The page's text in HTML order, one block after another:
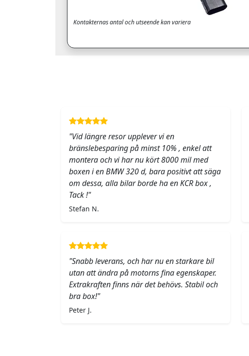
Kontakternas antal och utseende kan variera
"Vid längre resor upplever vi en
bränslebesparing på minst 10% , enkel att
montera och vi har nu kört 8000 mil med
boxen i en BMW 320 d, bara positivt att säga
om dessa, alla bilar borde ha en KCR box ,
Tack !"
Stefan N.
"Snabb leverans, och har nu en starkare bil
utan att ändra på motorns fina egenskaper.
Extrakraften finns när det behövs. Stabil och
bra box!"
Peter J.